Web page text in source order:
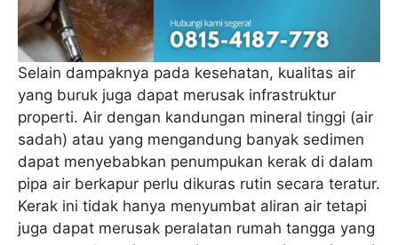
Selain dampaknya pada kesehatan, kualitas air
yang buruk juga dapat merusak infrastruktur
properti. Air dengan kandungan mineral tinggi (air
sadah) atau yang mengandung banyak sedimen
dapat menyebabkan penumpukan kerak di dalam
pipa air berkapur perlu dikuras rutin secara teratur.
Kerak ini tidak hanya menyumbat aliran air tetapi
juga dapat merusak peralatan rumah tangga yang